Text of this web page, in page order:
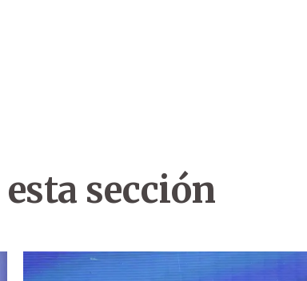
sección